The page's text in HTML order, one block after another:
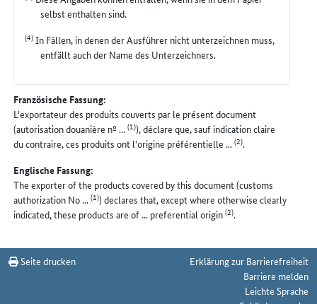
selbst enthalten sind.
(4)In Fällen, in denen der Ausführer nicht unterzeichnen muss,
entfällt auch der Name des Unterzeichners.
Französische Fassung:
L'exportateur des produits couverts par le présent document
(autorisation douanière nº ...(1)), déclare que, sauf indication claire
du contraire, ces produits ont l'origine préférentielle ...(2).
Englische Fassung:
The exporter of the products covered by this document (customs
authorization No ...(1)) declares that, except where otherwise clearly
indicated, these products are of ... preferential origin(2).
Seite drucken
Erklärung zur Barrierefreiheit
Barriere melden
Leichte Sprache